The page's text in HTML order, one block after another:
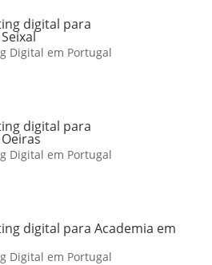
digital para
Digital em Portugal
digital para
Digital em Portugal
digital para Academia em
Digital em Portugal